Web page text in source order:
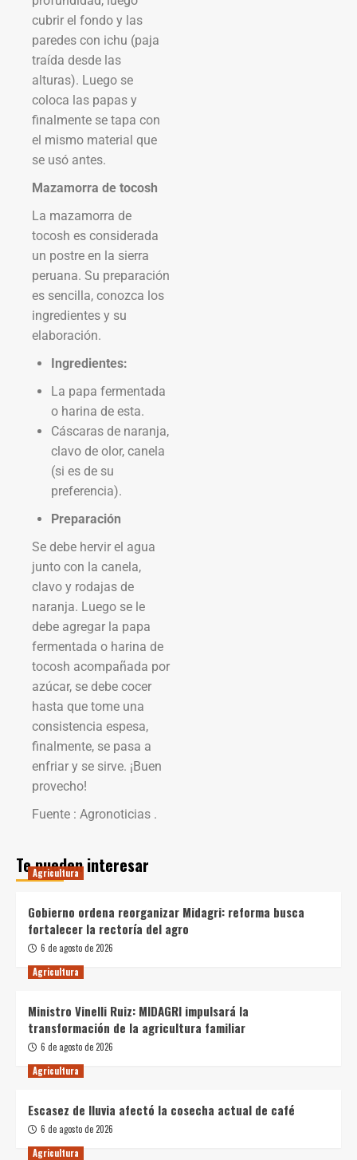
cubrir el fondo y las
paredes con ichu (paja
traída desde las
alturas). Luego se
coloca las papas y
finalmente se tapa con
el mismo material que
se usó antes.
Mazamorra de tocosh
La mazamorra de
tocosh es considerada
un postre en la sierra
peruana. Su preparación
es sencilla, conozca los
ingredientes y su
elaboración.
Ingredientes:
La papa fermentada
o harina de esta.
Cáscaras de naranja,
clavo de olor, canela
(si es de su
preferencia).
Preparación
Se debe hervir el agua
junto con la canela,
clavo y rodajas de
naranja. Luego se le
debe agregar la papa
fermentada o harina de
tocosh acompañada por
azúcar, se debe cocer
hasta que tome una
consistencia espesa,
finalmente, se pasa a
enfriar y se sirve. ¡Buen
provecho!
Fuente : Agronoticias .
Te pueden interesar
Agricultura
Gobierno ordena reorganizar Midagri: reforma busca
fortalecer la rectoría del agro
6 de agosto de 2026
Agricultura
Ministro Vinelli Ruiz: MIDAGRI impulsará la
transformación de la agricultura familiar
6 de agosto de 2026
Agricultura
Escasez de lluvia afectó la cosecha actual de café
6 de agosto de 2026
Agricultura